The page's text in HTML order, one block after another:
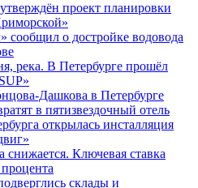
проект планировки
сообщил о достройке водовода
река. В Петербурге прошёл
Дашкова в Петербурге
в пятизвездочный отель
открылась инсталляция
снижается. Ключевая ставка
склады и